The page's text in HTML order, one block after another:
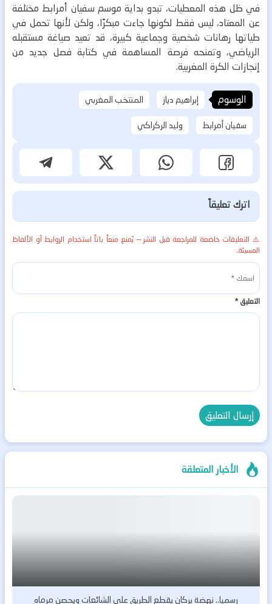
في ظل هذه المعطيات، تبدو بداية موسم سفيان أمرابط مختلفة
عن المعتاد، ليس فقط لكونها جاءت مبكرًا، ولكن لأنها تحمل في
طياتها رهانات شخصية وجماعية كبيرة، قد تعيد صياغة مستقبله
الرياضي، وتمنحه فرصة المساهمة في كتابة فصل جديد من
إنجازات الكرة المغربية.
الوسوم إبراهيم دياز
المنتخب المغربي
سفيان أمرابط
وليد الركراكي
اترك تعليقاً
⚠️ التعليقات خاضعة للمراجعة قبل النشر — يُمنع منعاً باتاً استخدام الروابط أو الألفاظ
المسيئة.
التعليق*
الأخبار المتعلقة
رسميا.. نهضة بركان يقطع الطريق على الشائعات ويحصن مرماه